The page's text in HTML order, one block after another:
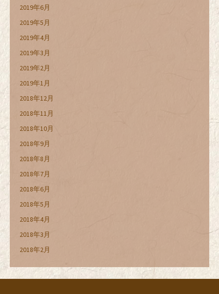
2019年6月
2019年5月
2019年4月
2019年3月
2019年2月
2019年1月
2018年12月
2018年11月
2018年10月
2018年9月
2018年8月
2018年7月
2018年6月
2018年5月
2018年4月
2018年3月
2018年2月